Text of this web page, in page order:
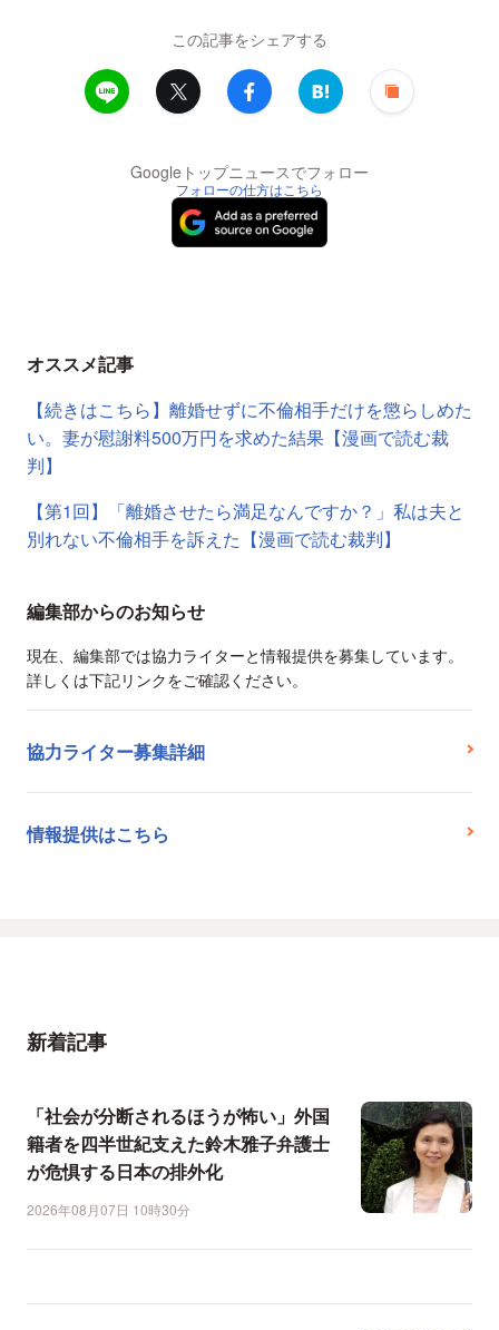
この記事をシェアする
Googleトップニュースでフォロー
フォローの仕方はこちら
オススメ記事
【続きはこちら】離婚せずに不倫相手だけを懲らしめた
い。妻が慰謝料500万円を求めた結果【漫画で読む裁
判】
【第1回】「離婚させたら満足なんですか？」私は夫と
別れない不倫相手を訴えた【漫画で読む裁判】
編集部からのお知らせ
現在、編集部では協力ライターと情報提供を募集しています。
詳しくは下記リンクをご確認ください。
協力ライター募集詳細
情報提供はこちら
新着記事
「社会が分断されるほうが怖い」外国
籍者を四半世紀支えた鈴木雅子弁護士
が危惧する日本の排外化
2026年08月07日 10時30分